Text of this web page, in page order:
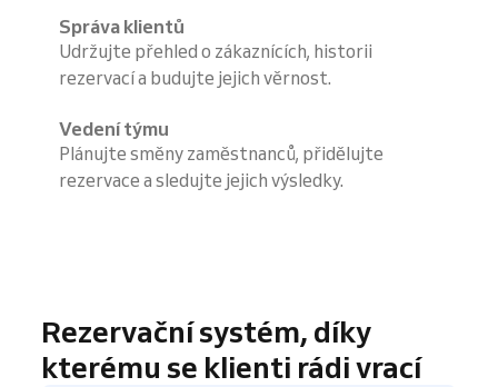
Správa klientů
Udržujte přehled o zákaznících, historii
rezervací a budujte jejich věrnost.
Vedení týmu
Plánujte směny zaměstnanců, přidělujte
rezervace a sledujte jejich výsledky.
Rezervační systém, díky
kterému se klienti rádi vrací